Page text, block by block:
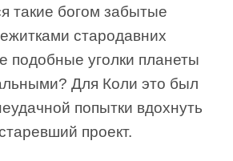
такие богом забытые
стародавних
подобные уголки планеты
Для Коли это был
попытки вдохнуть
проект.